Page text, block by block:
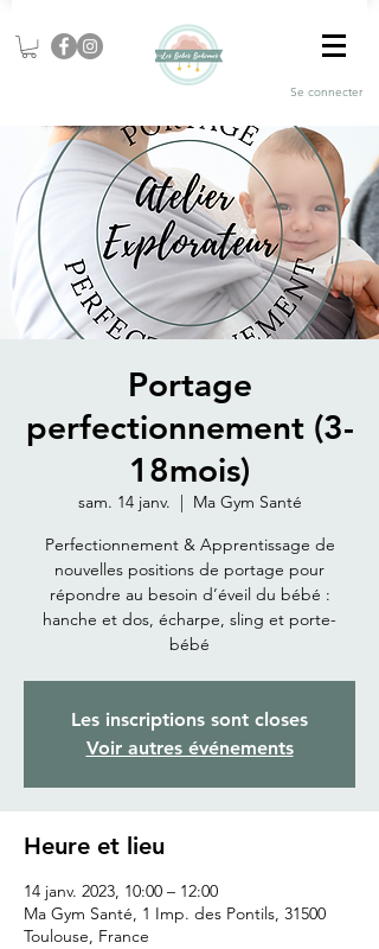
Se connecter
Portage
perfectionnement (3-
18mois)
sam. 14 janv.
  |
Ma Gym Santé
Perfectionnement & Apprentissage de
nouvelles positions de portage pour
répondre au besoin d’éveil du bébé :
hanche et dos, écharpe, sling et porte-
bébé
Les inscriptions sont closes
Voir autres événements
Heure et lieu
14 janv. 2023, 10:00 – 12:00
Ma Gym Santé, 1 Imp. des Pontils, 31500
Toulouse, France